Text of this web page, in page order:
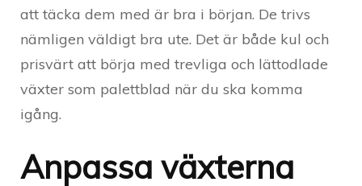
att täcka dem med är bra i början. De trivs
nämligen väldigt bra ute. Det är både kul och
prisvärt att börja med trevliga och lättodlade
växter som palettblad när du ska komma
igång.
Anpassa växterna